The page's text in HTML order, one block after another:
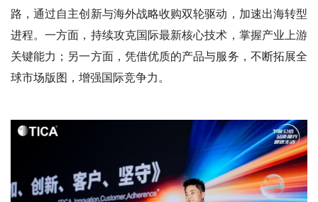
路，通过自主创新与海外战略收购双轮驱动，加速出海转型
进程。一方面，持续攻克国际最新核心技术，掌握产业上游
关键能力；另一方面，凭借优质的产品与服务，不断拓展全
球市场版图，增强国际竞争力。